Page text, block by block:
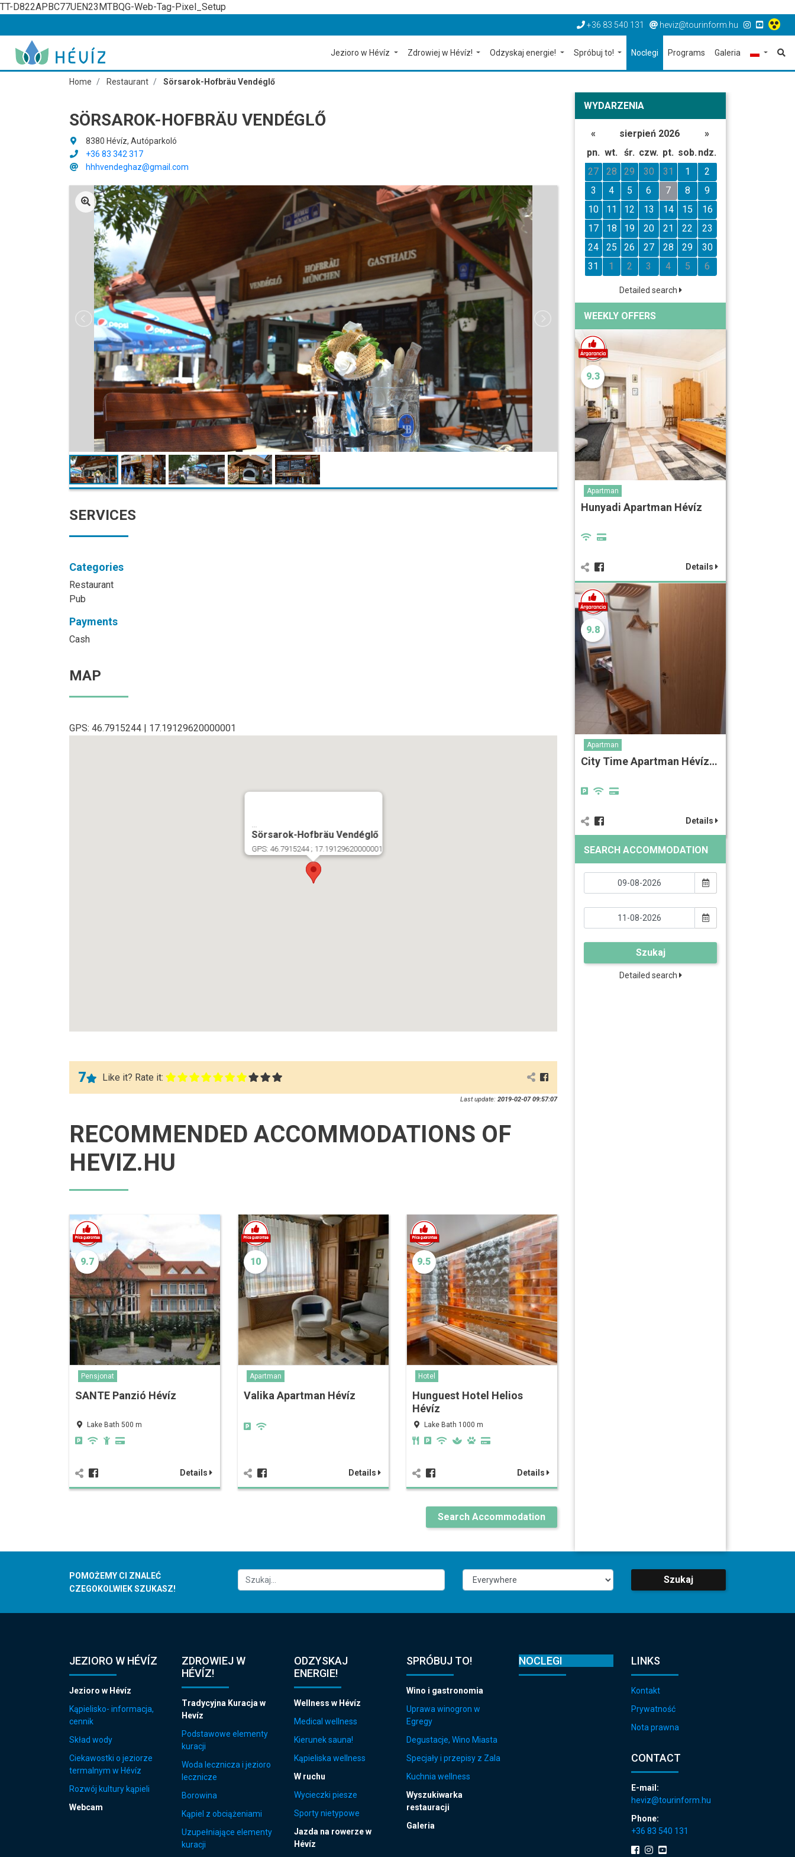
TT-D822APBC77UEN23MTBQG-Web-Tag-Pixel_Setup
+36 83 540 131 heviz@tourinform.hu
Jezioro w Hévíz Zdrowiej w Hévíz! Odzyskaj energie! Spróbuj to! Noclegi Programs Galeria
Home Restaurant Sörsarok-Hofbräu Vendéglő
SÖRSAROK-HOFBRÄU VENDÉGLŐ
8380 Hévíz, Autóparkoló
+36 83 342 317
hhhvendeghaz@gmail.com
SERVICES
Categories
Restaurant
Pub
Payments
Cash
MAP
GPS: 46.7915244 | 17.19129620000001
...
Sörsarok-Hofbräu Vendéglő
GPS: 46.7915244 ; 17.19129620000001
7 Like it? Rate it:
Last update: 2019-02-07 09:57:07
RECOMMENDED ACCOMMODATIONS OF
HEVIZ.HU
9.7
Pensjonat
SANTE Panzió Hévíz
Lake Bath 500 m
Details
10
Apartman
Valika Apartman Hévíz
Details
9.5
Hotel
Hunguest Hotel Helios
Hévíz
Lake Bath 1000 m
Details
Search Accommodation
WYDARZENIA
« sierpień 2026
»
pn. wt. śr. czw. pt. sob. ndz.
27
28 29 30 31 1
2
3
4 5 6 7 8
9
10
11 12 13 14 15
16
17
18 19 20 21 22
23
24
25 26 27 28 29
30
31
1 2 3 4 5 6
Detailed search
WEEKLY OFFERS
9.3
Apartman
Hunyadi Apartman Hévíz
Details
9.8
Apartman
City Time Apartman Hévíz…
Details
SEARCH ACCOMMODATION
Szukaj
Detailed search
POMOŻEMY CI ZNALEĆ
CZEGOKOLWIEK SZUKASZ!
Szukaj
JEZIORO W HÉVÍZ
Jezioro w Hévíz
Kąpielisko- informacja,
cennik
Skład wody
Ciekawostki o jeziorze
termalnym w Hévíz
Rozwój kultury kąpieli
Webcam
ZDROWIEJ W
HÉVÍZ!
Tradycyjna Kuracja w
Hevíz
Podstawowe elementy
kuracji
Woda lecznicza i jezioro
lecznicze
Borowina
Kąpiel z obciążeniami
Uzupełniające elementy
kuracji
ODZYSKAJ
ENERGIE!
Wellness w Hévíz
Medical wellness
Kierunek sauna!
Kąpieliska wellness
W ruchu
Wycieczki piesze
Sporty nietypowe
Jazda na rowerze w
Hévíz
SPRÓBUJ TO!
Wino i gastronomia
Uprawa winogron w
Egregy
Degustacje, Wino Miasta
Specjały i przepisy z Zala
Kuchnia wellness
Wyszukiwarka
restauracji
Galeria
NOCLEGI LINKS
Kontakt
Prywatność
Nota prawna
CONTACT
E-mail:
heviz@tourinform.hu
Phone:
+36 83 540 131